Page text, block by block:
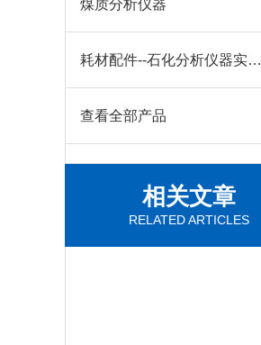
煤质分析仪器
耗材配件--石化分析仪器实验分析用
查看全部产品
相关文章
RELATED ARTICLES